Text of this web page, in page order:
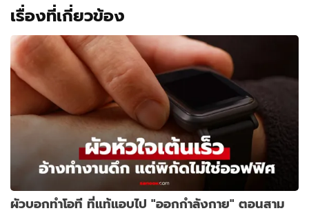
ครัว
เรื่องที่เกี่ยวข้อง
ผัวบอกทำโอที ที่แท้แอบไป "ออกกำลังกาย" ตอนสาม